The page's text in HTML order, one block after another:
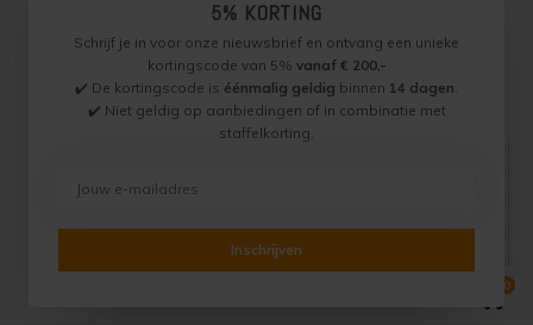
0
5% KORTING
Schrijf je in voor onze nieuwsbrief en ontvang een unieke
kortingscode van 5% vanaf € 200,-
✔️ De kortingscode is éénmalig geldig binnen 14 dagen.
✔️ Niet geldig op aanbiedingen of in combinatie met
staffelkorting.
Inschrijven